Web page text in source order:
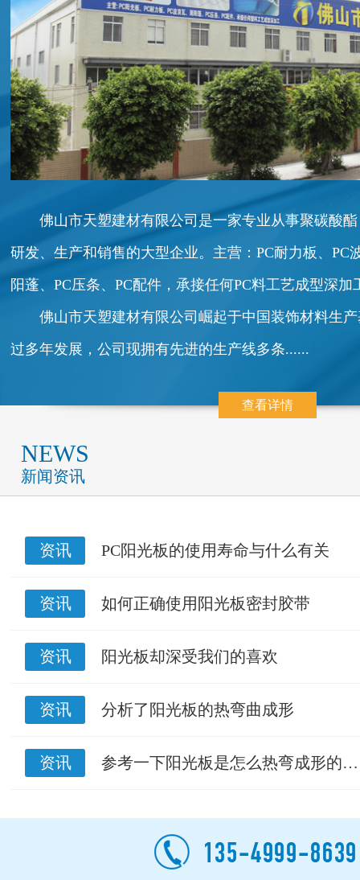
佛山市天塑建材有限公司是一家专业从事聚碳酸
研发、生产和销售的大型企业。主营：PC耐力板、PC
阳蓬、PC压条、PC配件，承接任何PC料工艺成型深加
佛山市天塑建材有限公司崛起于中国装饰材料生
过多年发展，公司现拥有先进的生产线多条......
查看详情
NEWS
新闻资讯
资讯 PC阳光板的使用寿命与什么有关
资讯 如何正确使用阳光板密封胶带
资讯 阳光板却深受我们的喜欢
资讯 分析了阳光板的热弯曲成形
资讯 参考一下阳光板是怎么热弯成形的…